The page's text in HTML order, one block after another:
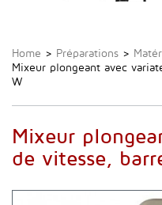
Home > Préparations >
Mixeur plongeant avec
W
Mixeur
de vitesse,